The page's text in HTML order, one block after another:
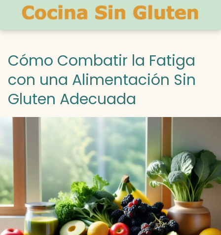
Cómo Combatir la Fatiga
con una Alimentación Sin
Gluten Adecuada